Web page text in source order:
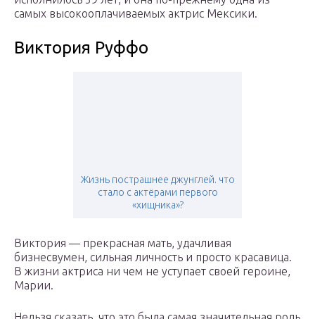
самых высокооплачиваемых актрис Мексики.
Виктория Руффо
Жизнь пострашнее джунглей. что
стало с актёрами первого
«хищника»?
Виктория — прекрасная мать, удачливая
бизнесвумен, сильная личность и просто красавица.
В жизни актриса ни чем не уступает своей героине,
Марии.